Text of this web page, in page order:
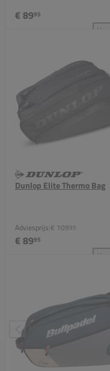
€ 8995
Dunlop Elite Thermo Bag
Adviesprijs:€ 10995
€ 8995